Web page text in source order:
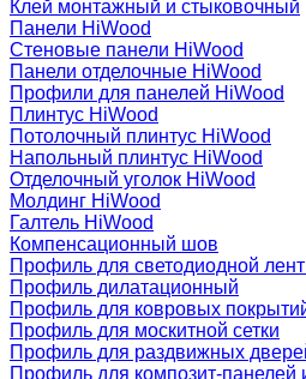
Клей монтажный и стыковочный
Панели HiWood
Стеновые панели HiWood
Панели отделочные HiWood
Профили для панелей HiWood
Плинтус HiWood
Потолочный плинтус HiWood
Напольный плинтус HiWood
Отделочный уголок HiWood
Молдинг HiWood
Галтель HiWood
Компенсационный шов
Профиль для светодиодной
Профиль дилатационный
Профиль для ковровых
Профиль для москитной сетки
Профиль для раздвижных
Профиль для композит-